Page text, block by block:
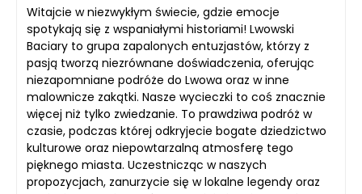
Witajcie w niezwykłym świecie, gdzie emocje
spotykają się z wspaniałymi historiami! Lwowski
Baciary to grupa zapalonych entuzjastów, którzy z
pasją tworzą niezrównane doświadczenia, oferując
niezapomniane podróże do Lwowa oraz w inne
malownicze zakątki. Nasze wycieczki to coś znacznie
więcej niż tylko zwiedzanie. To prawdziwa podróż w
czasie, podczas której odkryjecie bogate dziedzictwo
kulturowe oraz niepowtarzalną atmosferę tego
pięknego miasta. Uczestnicząc w naszych
propozycjach, zanurzycie się w lokalne legendy oraz